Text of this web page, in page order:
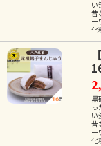
い
昔
ー
化
黒
い
昔
ー
化